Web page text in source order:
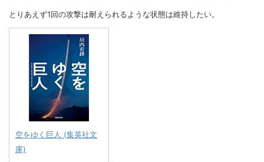
とりあえず1回の攻撃は耐えられるような状態は維持したい。
空をゆく巨人 (集英社文
庫)